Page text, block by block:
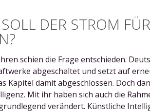
DER STROM
schien die Frage entschieden.
abgeschaltet und setzt auf
Kapitel damit abgeschlossen. Doch
Mit ihr haben sich auch die
verändert. Künstliche